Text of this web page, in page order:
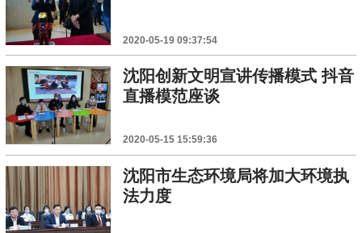
2020-05-19 09:37:54
沈阳创新文明宣讲传播模式 抖音
直播模范座谈
2020-05-15 15:59:36
沈阳市生态环境局将加大环境执
法力度